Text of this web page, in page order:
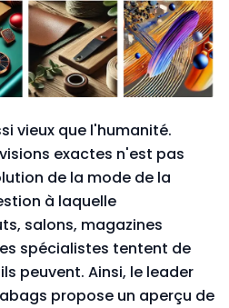
vieux que l'humanité.
exactes n'est pas
de la mode de la
à laquelle
salons, magazines
spécialistes tentent de
peuvent. Ainsi, le leader
propose un aperçu de